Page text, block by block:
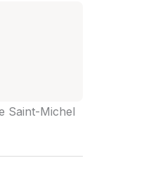
Saint-Michel